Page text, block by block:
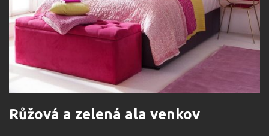
Růžová a zelená ala venkov